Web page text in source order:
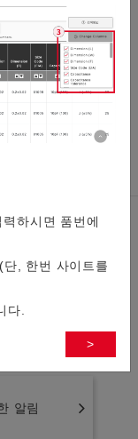
하시면 품번에
, 한번 사이트를
다.
>
용되고 있다고 해
유는 주파수의 뛰
정성과 그 배경,…
알림